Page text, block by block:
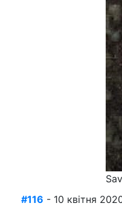
#116 - 10 квітня